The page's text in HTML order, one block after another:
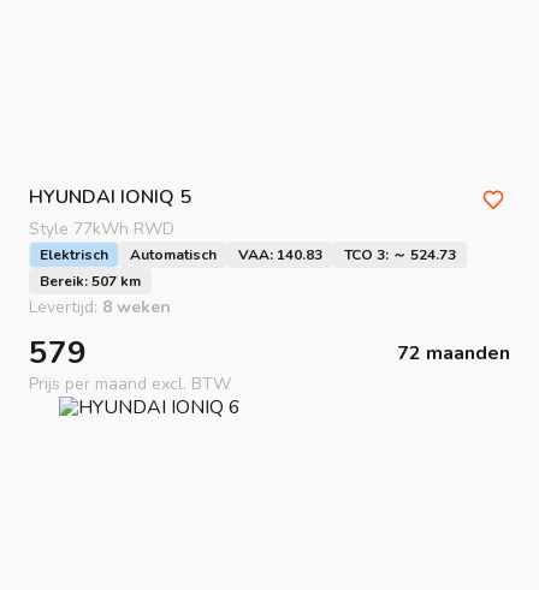
HYUNDAI IONIQ 5
Style 77kWh RWD
Elektrisch Automatisch VAA: 140.83
TCO 3: ～ 524.73
Bereik: 507 km
Levertijd: 8 weken
579 72 maanden
Prijs per maand excl. BTW